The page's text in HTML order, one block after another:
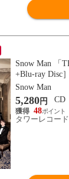
Snow Man 「
+Blu-ray Disc
Snow Man
5,280円
CD
48
タワーレコード